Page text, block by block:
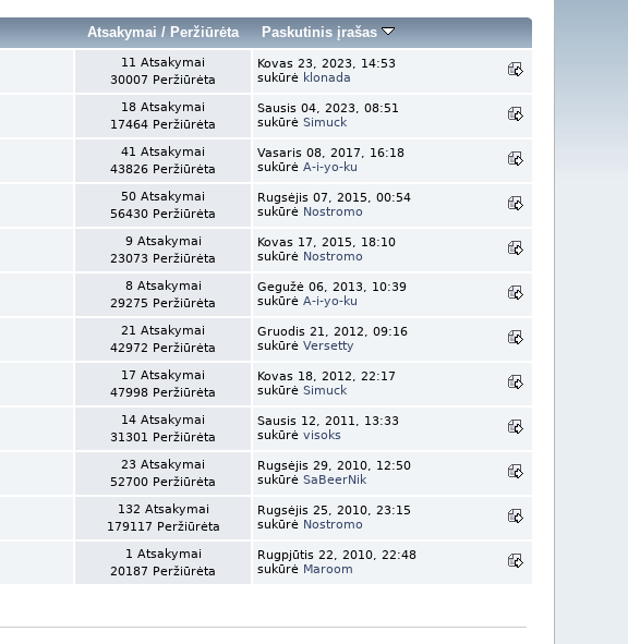
Atsakymai /Peržiūrėta
Paskutinis įrašas
11 Atsakymai
30007 Peržiūrėta
Kovas 23, 2023, 14:53
sukūrė klonada
18 Atsakymai
17464 Peržiūrėta
Sausis 04, 2023, 08:51
sukūrėSimuck
41 Atsakymai
43826 Peržiūrėta
Vasaris 08, 2017, 16:18
sukūrėA-i-yo-ku
50 Atsakymai
56430 Peržiūrėta
Rugsėjis 07, 2015, 00:54
sukūrė Nostromo
9 Atsakymai
23073 Peržiūrėta
Kovas 17, 2015, 18:10
sukūrė Nostromo
8 Atsakymai
29275 Peržiūrėta
Gegužė 06, 2013, 10:39
sukūrėA-i-yo-ku
21 Atsakymai
42972 Peržiūrėta
Gruodis 21, 2012, 09:16
sukūrėVersetty
17 Atsakymai
47998 Peržiūrėta
Kovas 18, 2012, 22:17
sukūrėSimuck
14 Atsakymai
31301 Peržiūrėta
Sausis 12, 2011, 13:33
sukūrėvisoks
23 Atsakymai
52700 Peržiūrėta
Rugsėjis 29, 2010, 12:50
sukūrėSaBeerNik
132 Atsakymai
179117 Peržiūrėta
Rugsėjis 25, 2010, 23:15
sukūrė Nostromo
1 Atsakymai
20187 Peržiūrėta
Rugpjūtis 22, 2010, 22:48
sukūrė Maroom